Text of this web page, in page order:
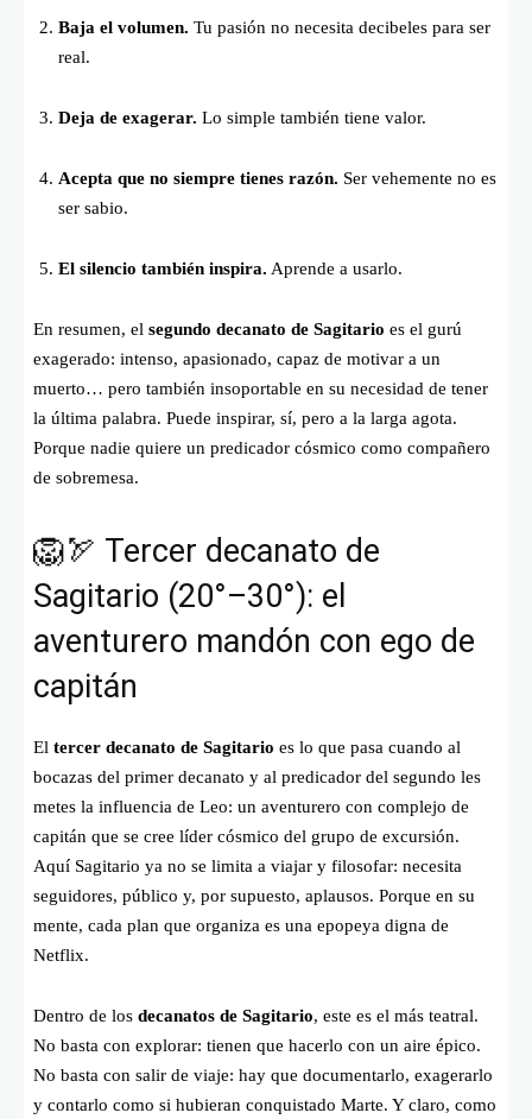
Baja el volumen. Tu pasión no necesita decibeles para ser
real.
Deja de exagerar. Lo simple también tiene valor.
Acepta que no siempre tienes razón. Ser vehemente no es
ser sabio.
El silencio también inspira. Aprende a usarlo.
En resumen, el segundo decanato de Sagitario es el gurú
exagerado: intenso, apasionado, capaz de motivar a un
muerto… pero también insoportable en su necesidad de tener
la última palabra. Puede inspirar, sí, pero a la larga agota.
Porque nadie quiere un predicador cósmico como compañero
de sobremesa.
🦁🏹 Tercer decanato de
Sagitario (20°–30°): el
aventurero mandón con ego de
capitán
El tercer decanato de Sagitario es lo que pasa cuando al
bocazas del primer decanato y al predicador del segundo les
metes la influencia de Leo: un aventurero con complejo de
capitán que se cree líder cósmico del grupo de excursión.
Aquí Sagitario ya no se limita a viajar y filosofar: necesita
seguidores, público y, por supuesto, aplausos. Porque en su
mente, cada plan que organiza es una epopeya digna de
Netflix.
Dentro de los decanatos de Sagitario, este es el más teatral.
No basta con explorar: tienen que hacerlo con un aire épico.
No basta con salir de viaje: hay que documentarlo, exagerarlo
y contarlo como si hubieran conquistado Marte. Y claro, como